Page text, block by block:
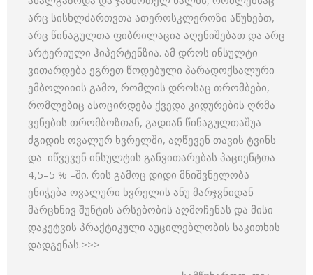
არც სისხლძართვთა ათეროსკლეროზი აწუხებთ,
არც წინაგულთა ფიბრილაცია აღენიშებათ და არც
არტერიული ჰიპერტენზია. ამ დროს ინსულტი
ვითარდება ეგრეთ წოდებული პარადოქსალური
ემბოლიიის გამო, რომლის დროსაც თრომბები,
რომლებიც ასოცირდება ქვედა კიდურების ღრმა
ვენების თრომბოზთან, გადიან წინაგულთაშუა
ძგიდის ოვალურ ხვრელში, აღწევენ თავის ტვინს
და იწვევენ ინსულტის განვითარებას პაციენტთა
4,5–5 % –ში. რის გამოც დიდი მნიშვნელობა
ენიჭება ოვალური ხვრელის ანუ მარჯვნიდან
მარცხნივ შუნტის არსებობის აღმოჩენას და მისი
დაკეტვის პრაქტიკული აუცილებლობის საკითხის
დადგენას.>>>